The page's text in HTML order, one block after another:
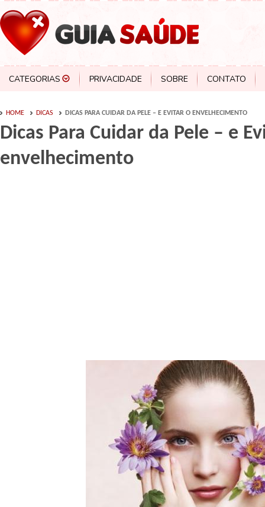
CATEGORIAS PRIVACIDADE SOBRE CONTATO
HOME DICAS DICAS PARA CUIDAR DA PELE – E EVITAR O ENVELHECIMENTO
Dicas Para Cuidar da Pele – e
envelhecimento